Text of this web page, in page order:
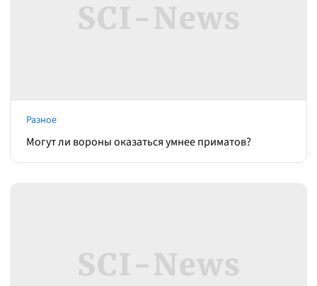
Разное
Могут ли вороны оказаться умнее приматов?